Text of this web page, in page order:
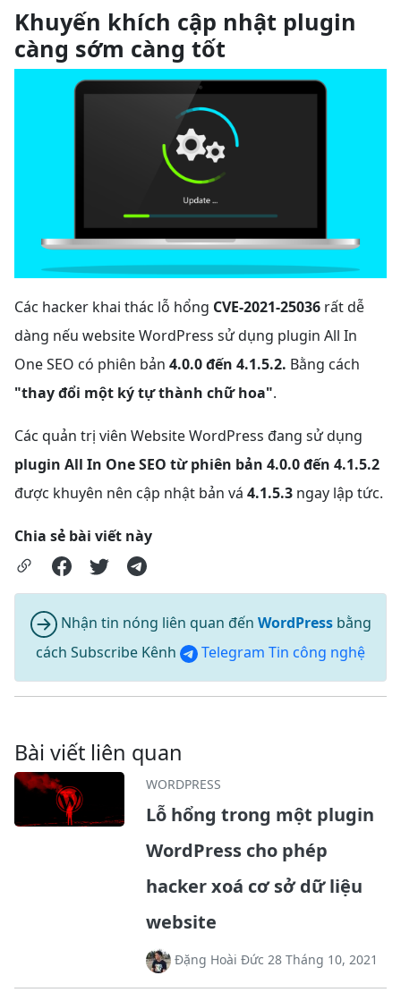
Khuyến khích cập nhật plugin
càng sớm càng tốt
Các hacker khai thác lỗ hổng CVE-2021-25036 rất dễ
dàng nếu website WordPress sử dụng plugin All In
One SEO có phiên bản 4.0.0 đến 4.1.5.2. Bằng cách
"thay đổi một ký tự thành chữ hoa".
Các quản trị viên Website WordPress đang sử dụng
plugin All In One SEO từ phiên bản 4.0.0 đến 4.1.5.2
được khuyên nên cập nhật bản vá 4.1.5.3 ngay lập tức.
Chia sẻ bài viết này
Nhận tin nóng liên quan đến WordPressbằng
cách Subscribe Kênh
Telegram Tin công nghệ
Bài viết liên quan
WORDPRESS
Lỗ hổng trong một plugin
WordPress cho phép
hacker xoá cơ sở dữ liệu
website
Đặng Hoài Đức 28 Tháng 10, 2021